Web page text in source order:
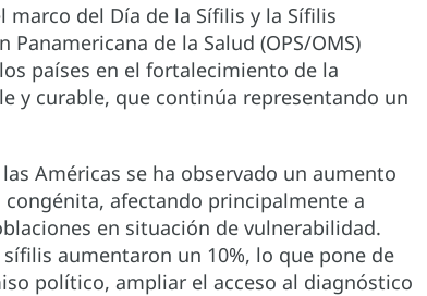
marco del Día de la Sífilis y la Sífilis
de la Salud (OPS/OMS)
países en el fortalecimiento de la
y curable, que continúa representando un
Américas se ha observado un aumento
afectando principalmente a
en situación de vulnerabilidad.
aumentaron un 10%, lo que pone de
político, ampliar el acceso al diagnóstico